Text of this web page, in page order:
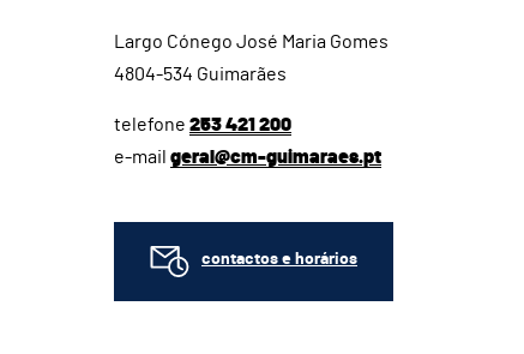
Largo Cónego José Maria Gomes
4804-534 Guimarães
telefone 253 421 200
e-mail geral@cm-guimaraes.pt
contactos e horários